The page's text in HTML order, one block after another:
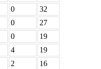
0
32
0
27
0
19
4
19
2
16